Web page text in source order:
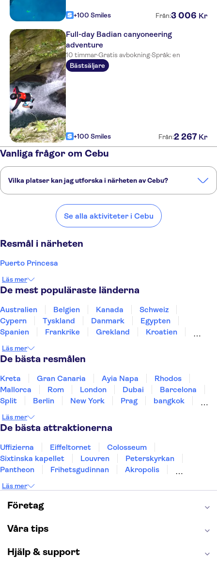
+100 Smiles Från:3 006 Kr
Full-day Badian canyoneering
adventure
10 timmar·Gratis avbokning·Språk: en
Bästsäljare
+100 Smiles Från:2 267 Kr
Vanliga frågor om Cebu
Vilka platser kan jag utforska i närheten av Cebu?
Lombok - Praya Kota Kinabalu
Nha Trang
Se alla aktiviteter i Cebu
Resmål i närheten
Puerto Princesa
Läs mer
De mest populäraste länderna
Australien Belgien Kanada
Schweiz
Cypern
Tyskland Danmark
Egypten
Spanien
Frankrike Grekland
Kroatien
Sverige
Thailand
Läs mer
De bästa resmålen
Kreta Gran Canaria Ayia Napa
Rhodos
Mallorca
Rom London Dubai
Barcelona
Split
Berlin New York Prag
bangkok
Uppsala
Helsingborg
Läs mer
De bästa attraktionerna
Uffizierna Eiffeltornet
Colosseum
Sixtinska kapellet
Louvren
Peterskyrkan
Pantheon
Frihetsgudinnan
Akropolis
Burj Khalifa
Keukenhof
Alcatraz
Saltgruvan i Wieliczka
London Dungeon
Läs mer
Företag
Våra tips
Hjälp & support